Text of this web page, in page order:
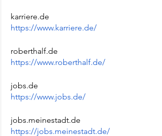
karriere.de
https://www.karriere.de/
roberthalf.de
https://www.roberthalf.de/
jobs.de
https://www.jobs.de/
jobs.meinestadt.de
https://jobs.meinestadt.de/